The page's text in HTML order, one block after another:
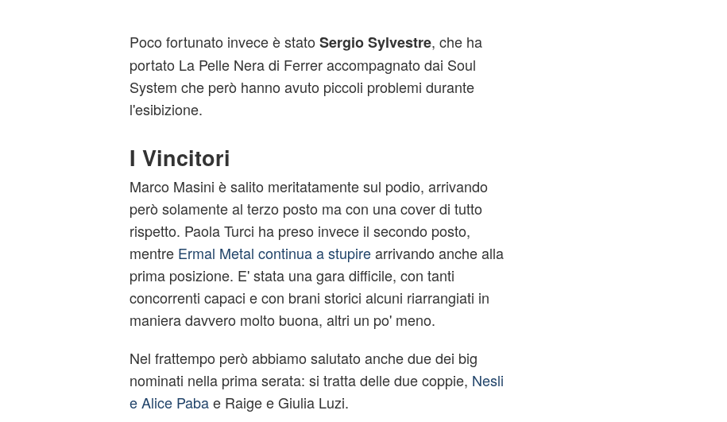
Poco fortunato invece è stato Sergio Sylvestre, che ha
portato La Pelle Nera di Ferrer accompagnato dai Soul
System che però hanno avuto piccoli problemi durante
l'esibizione.
I Vincitori
Marco Masini è salito meritatamente sul podio, arrivando
però solamente al terzo posto ma con una cover di tutto
rispetto. Paola Turci ha preso invece il secondo posto,
mentre Ermal Metal continua a stupirearrivando anche alla
prima posizione. E' stata una gara difficile, con tanti
concorrenti capaci e con brani storici alcuni riarrangiati in
maniera davvero molto buona, altri un po' meno.
Nel frattempo però abbiamo salutato anche due dei big
nominati nella prima serata: si tratta delle due coppie, Nesli
e Alice Pabae Raige e Giulia Luzi.